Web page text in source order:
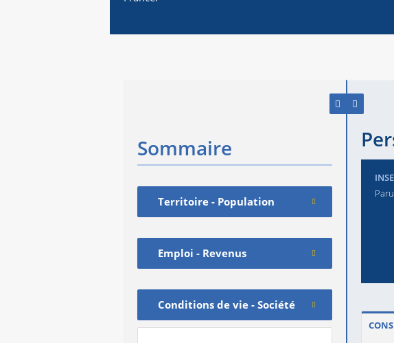
Sommaire
Territoire - Population
Emploi - Revenus
Conditions de vie - Société